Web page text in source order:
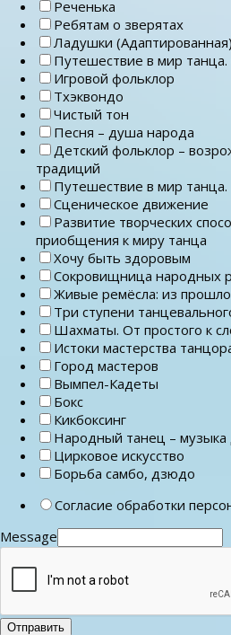
Реченька
Ребятам о зверятах
Ладушки (Адаптированная)
Путешествие в мир
Игровой фольклор
Тхэквондо
Чистый тон
Песня – душа народа
Детский фольклор –
традиций
Путешествие в мир танца.
Сценическое движение
Развитие творческих
приобщения к миру танца
Хочу быть здоровым
Сокровищница народных
Живые ремёсла: из
Три ступени
Шахматы. От простого к
Истоки мастерства
Город мастеров
Вымпел-Кадеты
Бокс
Кикбоксинг
Народный танец –
Цирковое искусство
Борьба самбо, дзюдо
Согласие обработки
Message
Отправить